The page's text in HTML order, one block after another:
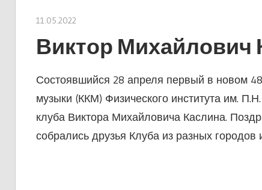
11.05.2022
Виктор Михайлович
Состоявшийся 28 апреля первый в новом
музыки (ККМ) Физического института им.
клуба Виктора Михайловича Каслина.
собрались друзья Клуба из разных городов